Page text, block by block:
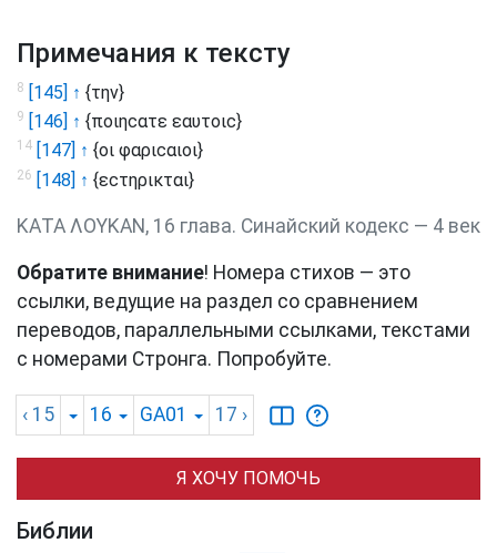
Примечания к тексту
8 [145] ↑ {την}
9 [146] ↑ {ποιηϲατε εαυτοιϲ}
14 [147] ↑ {οι φαριϲαιοι}
26 [148] ↑ {εϲτηρικται}
ΚΑΤΑ ΛΟΥΚΑΝ, 16 глава. Синайский кодекс — 4 век
Обратите внимание! Номера стихов — это
ссылки, ведущие на раздел со сравнением
переводов, параллельными ссылками, текстами
с номерами Стронга. Попробуйте.
‹ 15 16 GA01 17 ›
Я ХОЧУ ПОМОЧЬ
Библии